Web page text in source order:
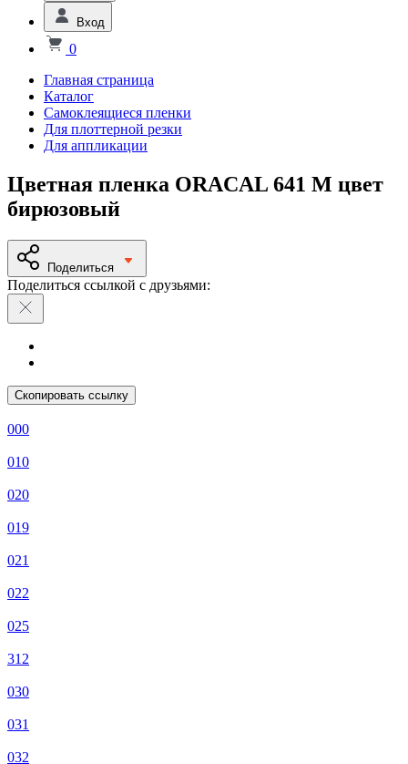
Вход
0
Главная страница
Каталог
Самоклеящиеся пленки
Для плоттерной резки
Для аппликации
Цветная пленка ORACAL 641 M цвет
бирюзовый
Поделиться
Поделиться ссылкой с друзьями:
Скопировать ссылку
000
010
020
019
021
022
025
312
030
031
032